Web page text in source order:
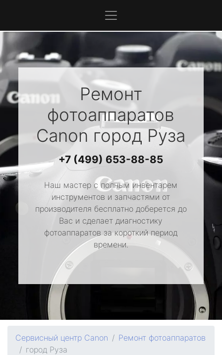
Ремонт
фотоаппаратов
Canon город Руза
+7 (499) 653-88-85
Наш мастер с полным инвентарем
инструментов и запчастями от
производителя бесплатно доберется до
Вас и сделает диагностику
фотоаппаратов за короткий период
времени.
Сервисный центр Canon
Ремонт фотоаппаратов
город Руза